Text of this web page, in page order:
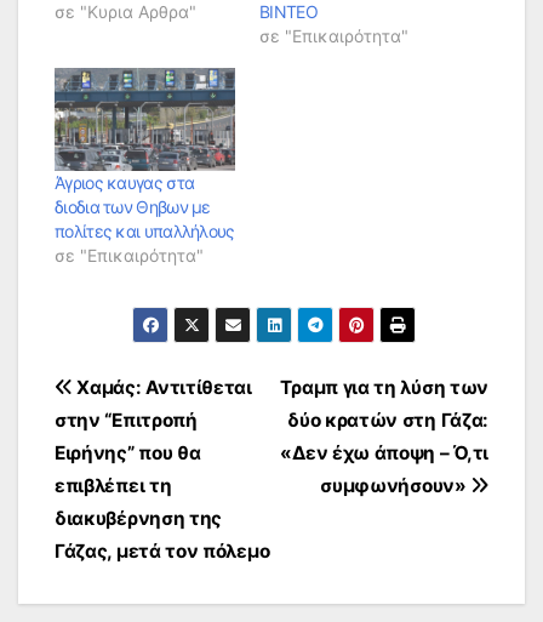
σε "Κυρια Αρθρα"
ΒΙΝΤΕΟ
σε "Επικαιρότητα"
Άγριος καυγας στα
διοδια των Θηβων με
πολίτες και υπαλλήλους
σε "Επικαιρότητα"
Πλοήγηση
άρθρων
Τραμπ για τη λύση των
δύο κρατών στη Γάζα:
«Δεν έχω άποψη – Ό,τι
συμφωνήσουν»
Χαμάς: Αντιτίθεται
στην “Επιτροπή
Ειρήνης” που θα
επιβλέπει τη
διακυβέρνηση της
Γάζας, μετά τον πόλεμο